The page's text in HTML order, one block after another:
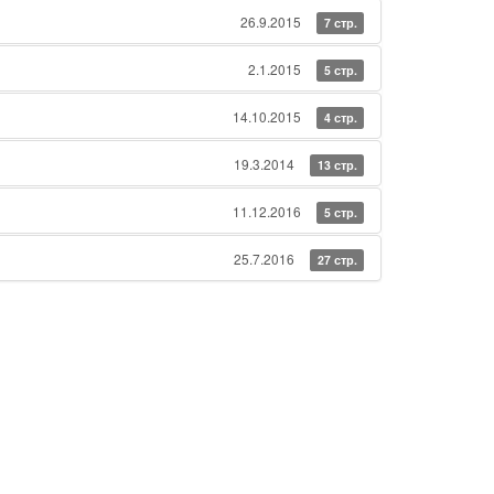
26.9.2015 7 стр.
2.1.2015 5 стр.
14.10.2015 4 стр.
19.3.2014 13 стр.
11.12.2016 5 стр.
25.7.2016 27 стр.